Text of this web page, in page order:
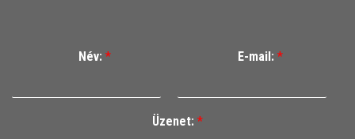
Név: * E-mail: *
Üzenet: *